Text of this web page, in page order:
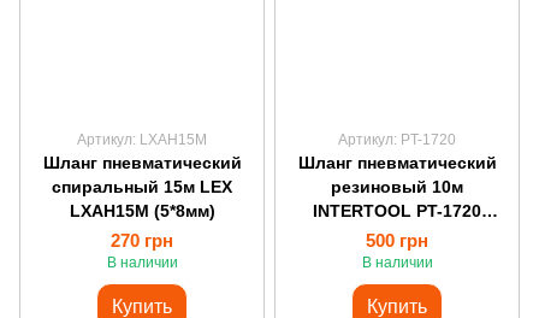
Артикул: LXAH15M
Шланг пневматический
спиральный 15м LEX
LXAH15M (5*8мм)
270 грн
В наличии
Купить
Артикул: PT-1720
Шланг пневматический
резиновый 10м
INTERTOOL PT-1720
(6*13мм/черный)
500 грн
В наличии
Купить